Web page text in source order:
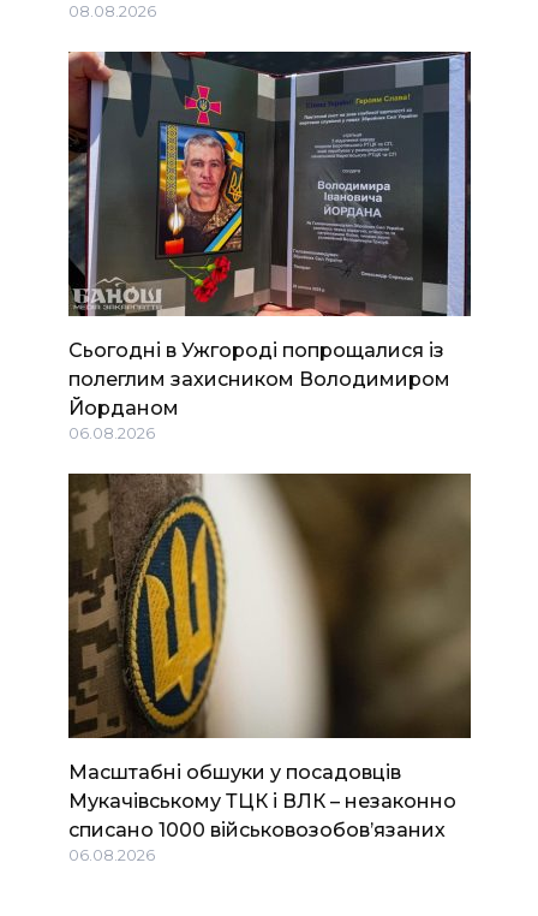
08.08.2026
Сьогодні в Ужгороді попрощалися із
полеглим захисником Володимиром
Йорданом
06.08.2026
Масштабні обшуки у посадовців
Мукачівському ТЦК і ВЛК – незаконно
списано 1000 військовозобов’язаних
06.08.2026